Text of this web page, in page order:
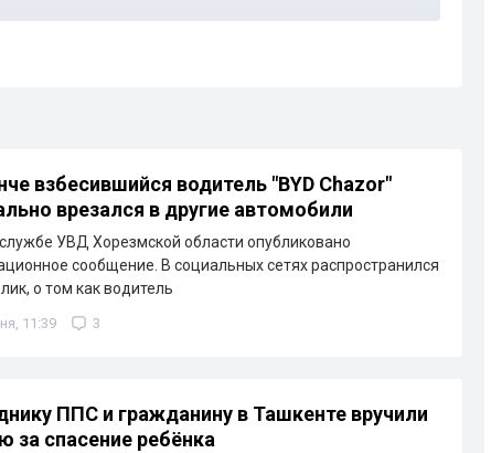
взбесившийся водитель "BYD Chazor"
врезался в другие автомобили
УВД Хорезмской области опубликовано
сообщение. В социальных сетях распространился
о том как водитель
11:39 3
ППС и гражданину в Ташкенте вручили
за спасение ребёнка